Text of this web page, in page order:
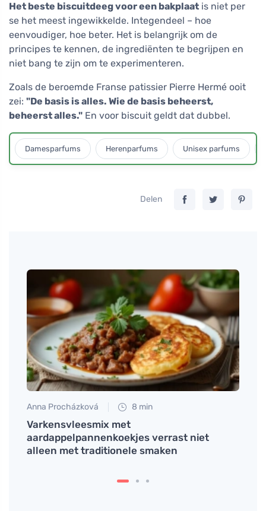
Het beste biscuitdeeg voor een bakplaat is niet per
se het meest ingewikkelde. Integendeel – hoe
eenvoudiger, hoe beter. Het is belangrijk om de
principes te kennen, de ingrediënten te begrijpen en
niet bang te zijn om te experimenteren.
Zoals de beroemde Franse patissier Pierre Hermé ooit
zei: "De basis is alles. Wie de basis beheerst,
beheerst alles." En voor biscuit geldt dat dubbel.
Damesparfums Herenparfums Unisex parfums
Delen
Anna Procházková 8 min
Varkensvleesmix met
aardappelpannenkoekjes verrast niet
alleen met traditionele smaken